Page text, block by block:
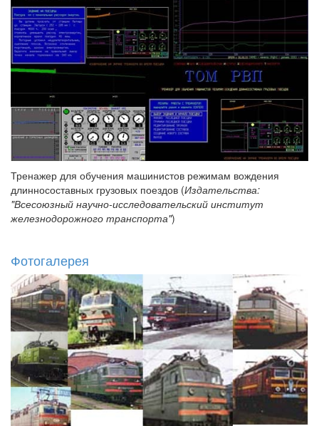
Тренажер для обучения машинистов режимам вождения
длинносоставных грузовых поездов (Издательства:
"Всесоюзный научно-исследовательский институт
железнодорожного транспорта")
Фотогалерея